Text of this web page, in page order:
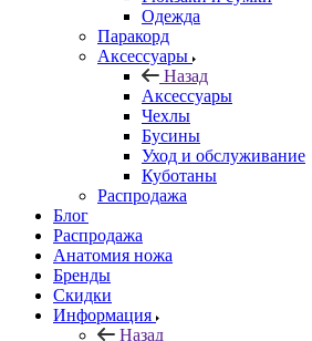
Одежда
Паракорд
Аксессуары
Назад
Аксессуары
Чехлы
Бусины
Уход и обслуживание
Куботаны
Распродажа
Блог
Распродажа
Анатомия ножа
Бренды
Скидки
Информация
Назад